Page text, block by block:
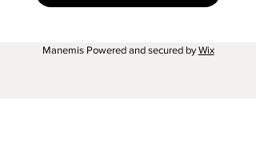
Manemis Powered and secured by Wix